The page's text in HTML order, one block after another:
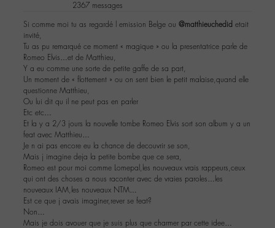
2367 messages
Si comme moi tu as regardé l emission Belge ou @matthieuchedid etait
invité,
Tu as pu remarqué ce moment « magique » ou la presentatrice parle de
Romeo Elvis…et de Matthieu,
Y a eu comme une sorte de petite gaffe de sa part,
Un moment de « flottement » ou on sent bien le petit malaise,quand elle
questionne Matthieu,
Ou lui dit qu il ne peut pas en parler
Etc etc…
Et la y a 2/3 jours la nouvelle tombe Romeo Elvis sort son album y a un
feat avec Matthieu…
Je n ai pas encore eu la chance de decouvrir se son,
Mais j imagine deja la petite bombe que ce sera,
Romeo est pour moi comme Lomepal,les nouveaux vrais rappeurs,ceux
qui ont des choses a nous raconter avec de vraies paroles…les
nouveaux IAM,les nouveaux NTM…
Est ce que j avais imaginer,rever se feat?
Non…
Mais je dois avouer que je suis plus que charmer par cette idee…